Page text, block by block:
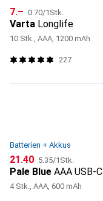
CHF
7.– CHF
0.70/1Stk.
Varta Longlife
10 Stk., AAA, 1200 mAh
227
Batterien + Akkus
CHF
21.40 CHF
5.35/1Stk.
Pale Blue AAA USB-C
4 Stk., AAA, 600 mAh